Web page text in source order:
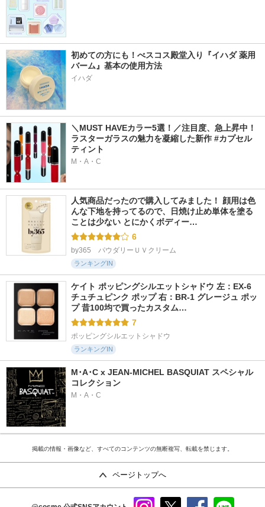
初めての方にも！べスコス殿堂入り『イハダ 薬用
バーム』基本の使用方法
イハダ
＼MUST HAVEカラー5選！／注目度、急上昇中！
ラスターガラスの魅力を凝縮した新作 #カプセル
ティント
M・A・C
人気商品だったので購入してみました！ 顔用は色
んな下地を持ってるので、日焼け止め単体を塗る
ことは少ない とにかくボディー…
6
by365　パウダリーＵＶクリーム
ランキングIN
ケイト ポッピングシルエットシャドウ 左：EX-6
チュチュピンク ポップ 右：BR-1 グレージュ ポッ
プ 昔100均で買ったカスタム…
7
ポッピングシルエットシャドウ
ランキングIN
M･A･C x JEAN-MICHEL BASQUIAT スペシャル
コレクション
M・A・C
掲載の情報・画像など、すべてのコンテンツの無断複写、転載を禁じます。
ページトップへ